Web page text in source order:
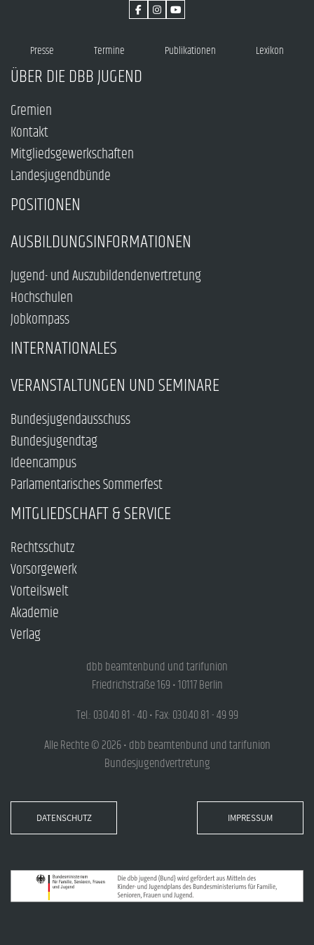
Presse Termine Publikationen Lexikon
ÜBER DIE DBB JUGEND
Gremien
Kontakt
Mitgliedsgewerkschaften
Landesjugendbünde
POSITIONEN
AUSBILDUNGSINFORMATIONEN
Jugend- und Auszubildendenvertretung
Hochschulen
Jobkompass
INTERNATIONALES
VERANSTALTUNGEN UND SEMINARE
Bundesjugendausschuss
Bundesjugendtag
Ideencampus
Parlamentarisches Sommerfest
MITGLIEDSCHAFT & SERVICE
Rechtsschutz
Vorsorgewerk
Vorteilswelt
Akademie
Verlag
dbb beamtenbund und tarifunion
Friedrichstraße 169 • 10117 Berlin
Tel.: 030.40 81 - 40 • Fax: 030.40 81 - 49 99
Alle Rechte © 2026 • dbb beamtenbund und tarifunion
Bundesjugendvertretung
DATENSCHUTZ IMPRESSUM